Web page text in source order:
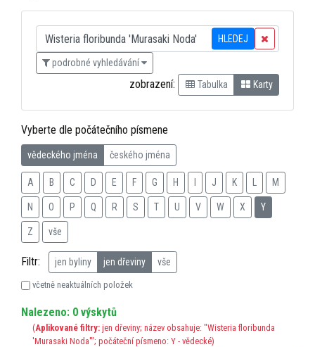
HLEDEJ
podrobné vyhledávání
zobrazení: Tabulka Karty
Vyberte dle počátečního písmene
vědeckého jména českého jména
A B C D E F G H J K M
N O P Q R S T U V W X Y
Z vše
Filtr: jen byliny jen dřeviny vše
včetně neaktuálních položek
Nalezeno: 0 výskytů
(Aplikované filtry: jen dřeviny; název obsahuje: "Wisteria floribunda
'Murasaki Noda'"; počáteční písmeno: Y - vědecké)